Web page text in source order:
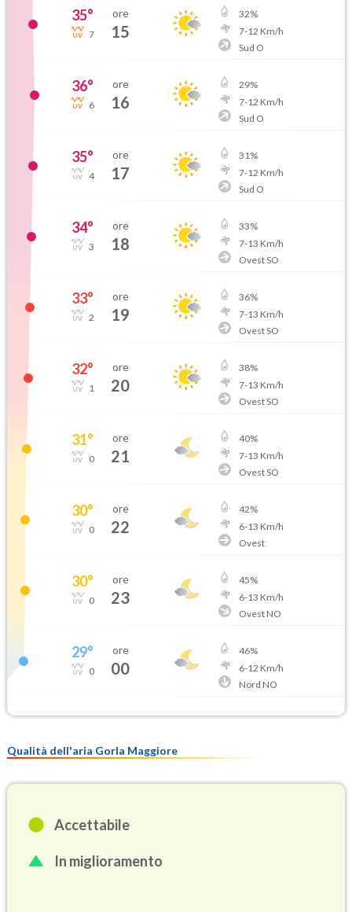
35°
7
ore
15
32%
7-12 Km/h
Sud O
36°
6
ore
16
29%
7-12 Km/h
Sud O
35°
4
ore
17
31%
7-12 Km/h
Sud O
34°
3
ore
18
33%
7-13 Km/h
Ovest SO
33°
2
ore
19
36%
7-13 Km/h
Ovest SO
32°
1
ore
20
38%
7-13 Km/h
Ovest SO
31°
0
ore
21
40%
7-13 Km/h
Ovest SO
30°
0
ore
22
42%
6-13 Km/h
Ovest
30°
0
ore
23
45%
6-13 Km/h
Ovest NO
29°
0
ore
00
46%
6-12 Km/h
Nord NO
Qualità dell'aria Gorla Maggiore
Accettabile
In miglioramento